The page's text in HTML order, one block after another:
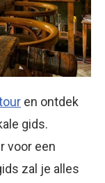
en ontdek
gids.
voor een
zal je alles